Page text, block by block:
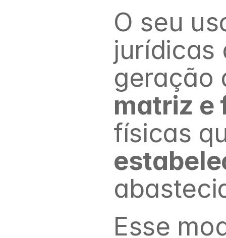
O seu
jurídicas
matriz e
físicas